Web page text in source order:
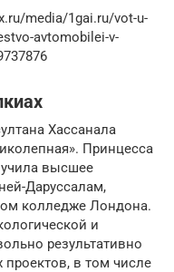
media/1gai.ru/vot-u-
avtomobilei-v-
Хассанала
Принцесса
высшее
Даруссалам,
колледже Лондона.
и
результативно
проектов, в том числе